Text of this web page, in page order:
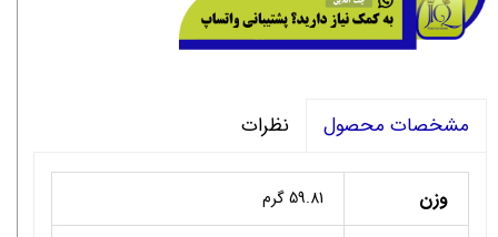
مشخصات محصول نظرات
وزن 59.81 گرم